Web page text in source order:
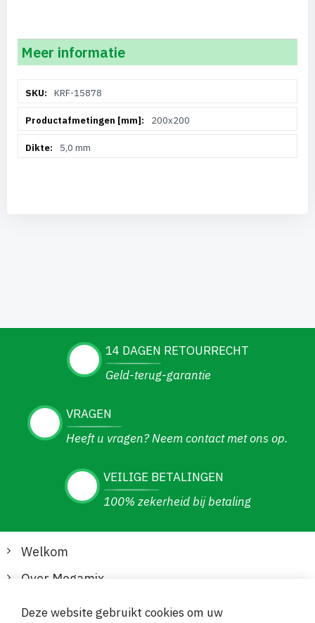
Meer informatie
informatieKRF-15878
200x200
5,0 mm
14 DAGEN RETOURRECHT
Geld-terug-garantie
VRAGEN
Heeft u vragen? Neem contact met ons op.
VEILIGE BETALINGEN
100% zekerheid bij betaling
Welkom
Over Megamix
Informatie
Deze website gebruikt cookies om uw